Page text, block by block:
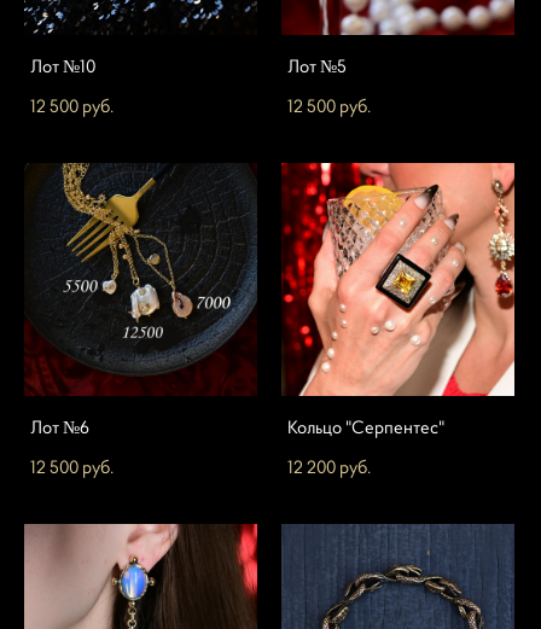
Лот №10
12 500 pуб.
Лот №5
12 500 pуб.
Лот №6
12 500 pуб.
Кольцо "Серпентес"
12 200 pуб.